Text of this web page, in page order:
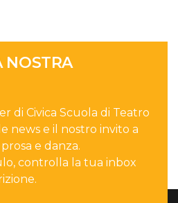
NOSTRA
di Civica Scuola di Teatro
news e il nostro invito a
e danza.
controlla la tua inbox